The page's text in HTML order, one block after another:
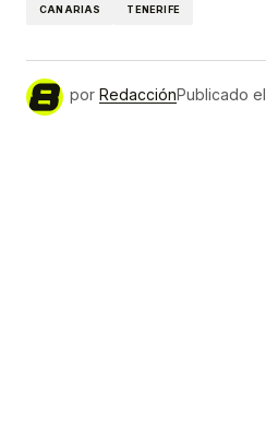
CANARIAS TENERIFE
por RedacciónPublicado el